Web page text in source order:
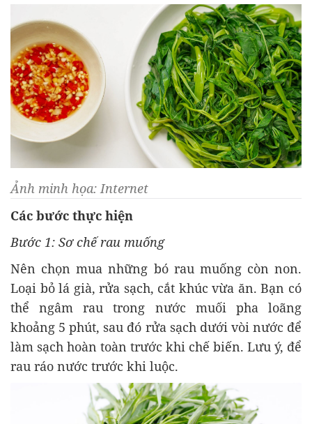
Ảnh minh họa: Internet
Các bước thực hiện
Bước 1: Sơ chế rau muống
Nên chọn mua những bó rau muống còn non.
Loại bỏ lá già, rửa sạch, cắt khúc vừa ăn. Bạn có
thể ngâm rau trong nước muối pha loãng
khoảng 5 phút, sau đó rửa sạch dưới vòi nước để
làm sạch hoàn toàn trước khi chế biến. Lưu ý, để
rau ráo nước trước khi luộc.